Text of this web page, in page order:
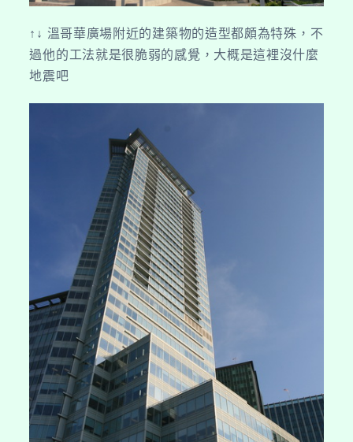
↑↓ 溫哥華廣場附近的建築物的造型都頗為特殊，不
過他的工法就是很脆弱的感覺，大概是這裡沒什麼
地震吧